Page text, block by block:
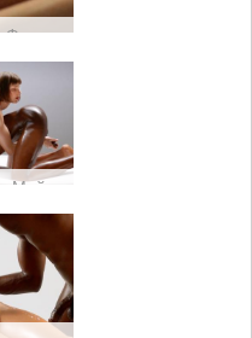
Алекс и Флора чувствен масаж част 3
Флора и Майк Изключително привличане